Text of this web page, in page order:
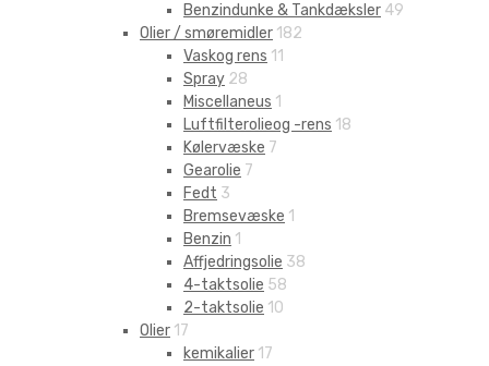
Benzindunke & Tankdæksler 49
Olier / smøremidler 182
Vaskog rens 11
Spray 28
Miscellaneus 1
Luftfilterolieog -rens 18
Kølervæske 7
Gearolie 7
Fedt 3
Bremsevæske 1
Benzin 1
Affjedringsolie 38
4-taktsolie 58
2-taktsolie 10
Olier 17
kemikalier 17